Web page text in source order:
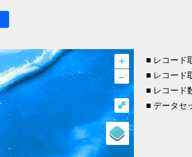
+
–
⤢
■ レコード
■ レコード
■ レコード
■ データセ